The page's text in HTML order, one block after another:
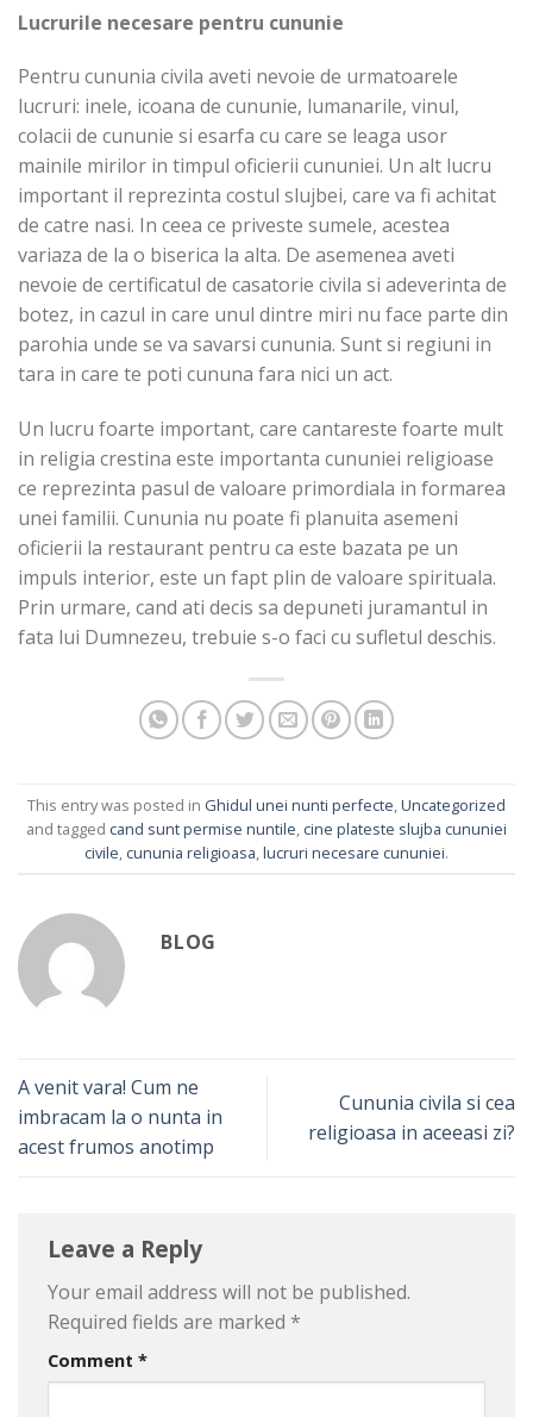
Lucrurile necesare pentru cununie
Pentru cununia civila aveti nevoie de urmatoarele
lucruri: inele, icoana de cununie, lumanarile, vinul,
colacii de cununie si esarfa cu care se leaga usor
mainile mirilor in timpul oficierii cununiei. Un alt lucru
important il reprezinta costul slujbei, care va fi achitat
de catre nasi. In ceea ce priveste sumele, acestea
variaza de la o biserica la alta. De asemenea aveti
nevoie de certificatul de casatorie civila si adeverinta de
botez, in cazul in care unul dintre miri nu face parte din
parohia unde se va savarsi cununia. Sunt si regiuni in
tara in care te poti cununa fara nici un act.
Un lucru foarte important, care cantareste foarte mult
in religia crestina este importanta cununiei religioase
ce reprezinta pasul de valoare primordiala in formarea
unei familii. Cununia nu poate fi planuita asemeni
oficierii la restaurant pentru ca este bazata pe un
impuls interior, este un fapt plin de valoare spirituala.
Prin urmare, cand ati decis sa depuneti juramantul in
fata lui Dumnezeu, trebuie s-o faci cu sufletul deschis.
This entry was posted in Ghidul unei nunti perfecte Uncategorized
and tagged cand sunt permise nuntile cine plateste slujba cununiei
civile cununia religioasa lucruri necesare cununiei.
BLOG
A venit vara! Cum ne
imbracam la o nunta in
acest frumos anotimp
Cununia civila si cea
religioasa in aceeasi zi?
Leave a Reply
Your email address will not be published.
Required fields are marked *
Comment *